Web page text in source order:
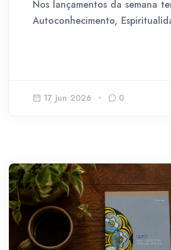
Nos lançamentos da semana
Autoconhecimento,
17 Jun 2026 0